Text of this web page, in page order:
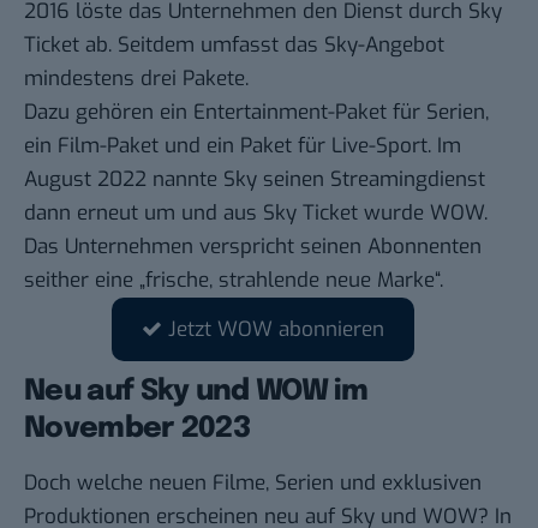
2016 löste das Unternehmen den Dienst durch Sky
Ticket ab. Seitdem umfasst das Sky-Angebot
mindestens drei Pakete.
Dazu gehören ein Entertainment-Paket für Serien,
ein Film-Paket und ein Paket für Live-Sport. Im
August 2022 nannte Sky seinen Streamingdienst
dann erneut um und aus Sky Ticket wurde WOW.
Das Unternehmen verspricht seinen Abonnenten
seither eine „frische, strahlende neue Marke“.
Jetzt WOW abonnieren
Neu auf Sky und WOW im
November 2023
Doch welche neuen Filme, Serien und exklusiven
Produktionen erscheinen neu auf Sky und WOW? In